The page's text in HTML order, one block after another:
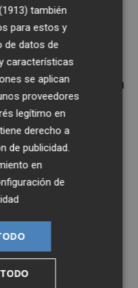
82% tiene entre
en Indexa Capital
de un año ya
una cuenta de
para su
cliente con más
español de
81% tienen un
hay un grupo
BUP o
o estudios
también
para estos y
de datos de
características
se aplican
proveedores
legítimo en
derecho a
de publicidad.
en
de